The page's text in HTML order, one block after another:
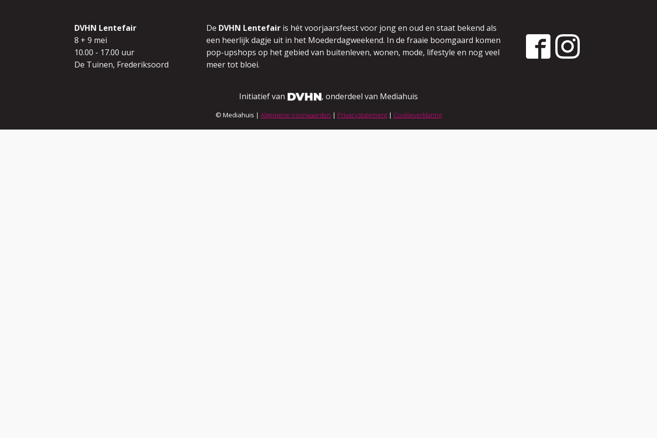
DVHN Lentefair
8 + 9 mei
10.00 - 17.00 uur
De Tuinen, Frederiksoord
De DVHN Lentefair is hét voorjaarsfeest voor jong en oud en staat bekend als
een heerlijk dagje uit in het Moederdagweekend. In de fraaie boomgaard komen
pop-upshops op het gebied van buitenleven, wonen, mode, lifestyle en nog veel
meer tot bloei.
Initiatief van , onderdeel van Mediahuis
© Mediahuis | Algemene Voorwaarden | Privacystatement | Cookieverklaring